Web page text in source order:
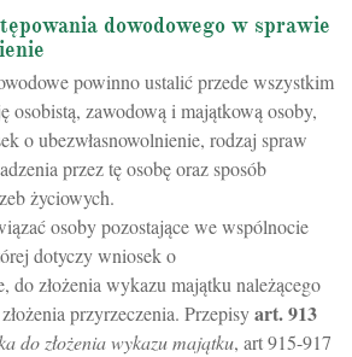
dowodowego w sprawie
powinno ustalić przede wszystkim
osobistą, zawodową i majątkową osoby,
o ubezwłasnowolnienie, rodzaj spraw
przez tę osobę oraz sposób
życiowych.
osoby pozostające we wspólnocie
dotyczy wniosek o
do złożenia wykazu majątku należącego
przyrzeczenia. Przepisyart.913
do złożenia wykazu majątku, art 915-917